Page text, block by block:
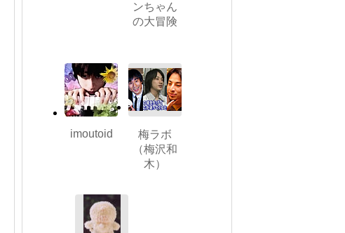
ンちゃん
の大冒険
imoutoid
梅ラボ
（梅沢和
木）